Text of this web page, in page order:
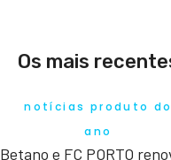
Os mais
notícias produto do
ano
Betano e FC PORTO